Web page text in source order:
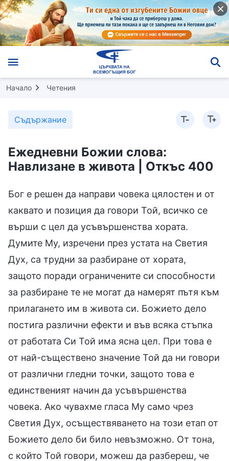
Начало Четения
Съдържание
Ежедневни Божии слова:
Навлизане в живота | Откъс 400
Бог е решен да направи човека цялостен и от
каквато и позиция да говори Той, всичко се
върши с цел да усъвършенства хората.
Думите Му, изречени през устата на Светия
Дух, са трудни за разбиране от хората,
защото поради ограничените си способности
за разбиране те не могат да намерят пътя към
прилагането им в живота си. Божието дело
постига различни ефекти и във всяка стъпка
от работата Си Той има ясна цел. При това е
от най-съществено значение Той да ни говори
от различни гледни точки, защото това е
единственият начин да усъвършенства
човека. Ако чувахме гласа Му само чрез
Светия Дух, осъществяването на този етап от
Божието дело би било невъзможно. От тона,
с който Той говори, можеш да разбереш, че